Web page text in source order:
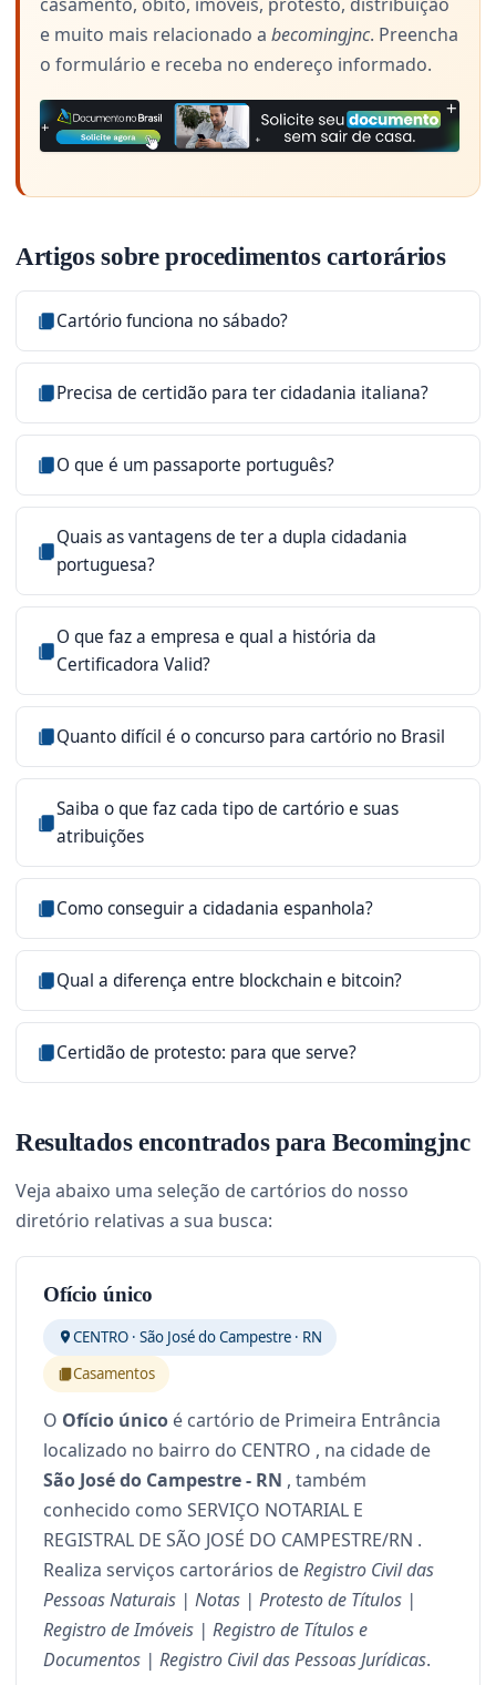
e muito mais relacionado a becomingjnc. Preencha
o formulário e receba no endereço informado.
Artigos sobre procedimentos cartorários
Cartório funciona no sábado?
Precisa de certidão para ter cidadania italiana?
O que é um passaporte português?
Quais as vantagens de ter a dupla cidadania
portuguesa?
O que faz a empresa e qual a história da
Certificadora Valid?
Quanto difícil é o concurso para cartório no Brasil
Saiba o que faz cada tipo de cartório e suas
atribuições
Como conseguir a cidadania espanhola?
Qual a diferença entre blockchain e bitcoin?
Certidão de protesto: para que serve?
Resultados encontrados para Becomingjnc
Veja abaixo uma seleção de cartórios do nosso
diretório relativas a sua busca:
Ofício único
CENTRO · São José do Campestre · RN
Casamentos
O Ofício único é cartório de Primeira Entrância
localizado no bairro do CENTRO , na cidade de
São José do Campestre - RN , também
conhecido como SERVIÇO NOTARIAL E
REGISTRAL DE SÃO JOSÉ DO CAMPESTRE/RN .
Realiza serviços cartorários deRegistro Civil das
Pessoas Naturais | Notas | Protesto de Títulos |
Registro de Imóveis | Registro de Títulos e
Documentos | Registro Civil das Pessoas Jurídicas.